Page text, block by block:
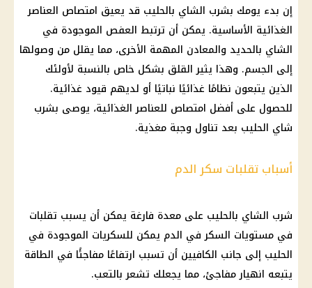
إن بدء يومك بشرب الشاي بالحليب قد يعيق امتصاص العناصر
الغذائية الأساسية. يمكن أن ترتبط العفص الموجودة في
الشاي بالحديد والمعادن المهمة الأخرى، مما يقلل من وصولها
إلى الجسم. وهذا يثير القلق بشكل خاص بالنسبة لأولئك
الذين يتبعون نظامًا غذائيًا نباتيًا أو لديهم قيود غذائية.
للحصول على أفضل امتصاص للعناصر الغذائية، يوصى بشرب
شاي الحليب بعد تناول وجبة مغذية.
أسباب تقلبات سكر الدم
شرب الشاي بالحليب على معدة فارغة يمكن أن يسبب تقلبات
في مستويات السكر في الدم يمكن للسكريات الموجودة في
الحليب إلى جانب الكافيين أن تسبب ارتفاعًا مفاجئًا في الطاقة
يتبعه انهيار مفاجئ، مما يجعلك تشعر بالتعب.